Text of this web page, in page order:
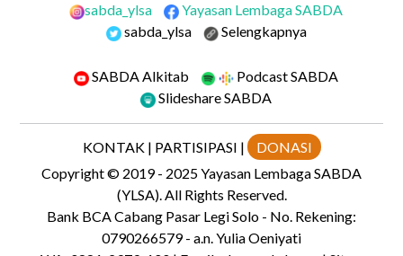
sabda_ylsa
Yayasan Lembaga SABDA
sabda_ylsa
Selengkapnya
SABDA Alkitab
Podcast SABDA
Slideshare SABDA
KONTAK| PARTISIPASI |
DONASI
Copyright© 2019 - 2025Yayasan Lembaga SABDA
(YLSA).All Rights Reserved.
Bank BCA Cabang Pasar Legi Solo - No. Rekening:
0790266579 - a.n. Yulia Oeniyati